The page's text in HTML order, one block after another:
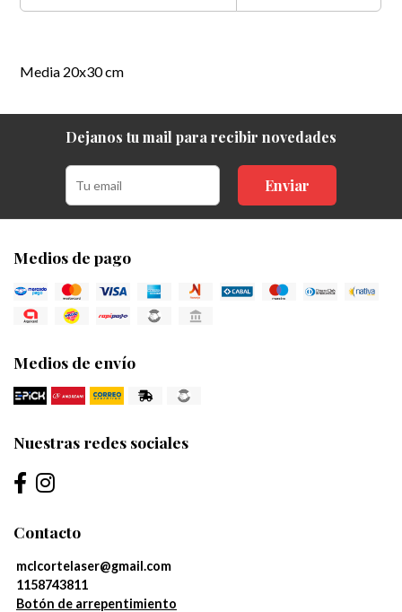
Media 20x30 cm
Dejanos tu mail para recibir novedades
Enviar
Medios de pago
Medios de envío
Nuestras redes sociales
Contacto
mclcortelaser@gmail.com
1158743811
Botón de arrepentimiento